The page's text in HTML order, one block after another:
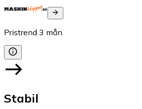
Pristrend 3 mån
Stabil